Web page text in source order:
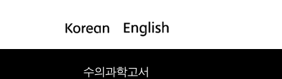
수의과학고서